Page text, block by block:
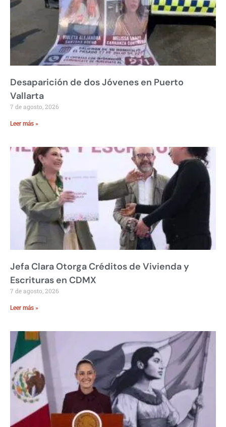
Desaparición de dos Jóvenes en Puerto
Vallarta
7 de agosto, 2026
Leer más »
Jefa Clara Otorga Créditos de Vivienda y
Escrituras en CDMX
7 de agosto, 2026
Leer más »